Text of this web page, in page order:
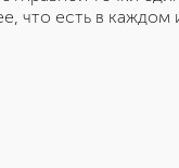
что есть в каждом